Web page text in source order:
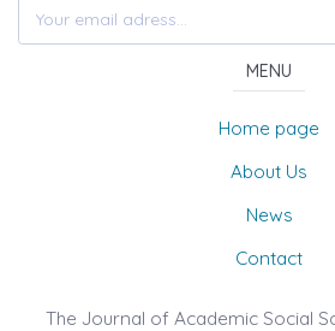
MENU
Home page
About Us
News
Contact
The Journal of Academic Social